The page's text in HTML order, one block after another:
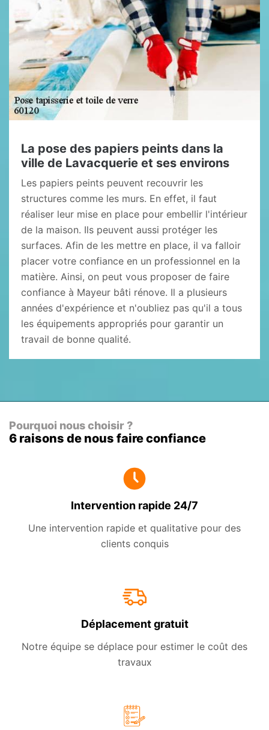
La pose des papiers peints dans la
ville de Lavacquerie et ses environs
Les papiers peints peuvent recouvrir les
structures comme les murs. En effet, il faut
réaliser leur mise en place pour embellir l'intérieur
de la maison. Ils peuvent aussi protéger les
surfaces. Afin de les mettre en place, il va falloir
placer votre confiance en un professionnel en la
matière. Ainsi, on peut vous proposer de faire
confiance à Mayeur bâti rénove. Il a plusieurs
années d'expérience et n'oubliez pas qu'il a tous
les équipements appropriés pour garantir un
travail de bonne qualité.
Pourquoi nous choisir ?
6 raisons de nous faire confiance
Intervention rapide 24/7
Une intervention rapide et qualitative pour des
clients conquis
Déplacement gratuit
Notre équipe se déplace pour estimer le coût des
travaux